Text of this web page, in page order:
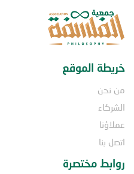
خريطة الموقع
من نحن
الشركاء
عملاؤنا
اتصل بنا
روابط مختصرة